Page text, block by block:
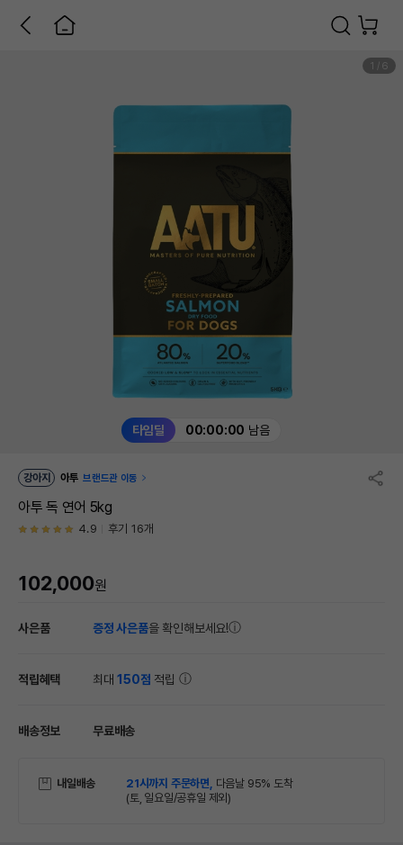
타임딜 00:00:00 남음
1 6
강아지 아투 브랜드관 이동
아투 독 연어 5kg
4.9 후기 16개
102,000원
사은품 증정 사은품을 확인해보세요!
적립혜택 최대150점 적립
배송정보 무료배송
내일배송 21시까지 주문하면, 다음날 95% 도착
(토, 일요일/공휴일 제외)